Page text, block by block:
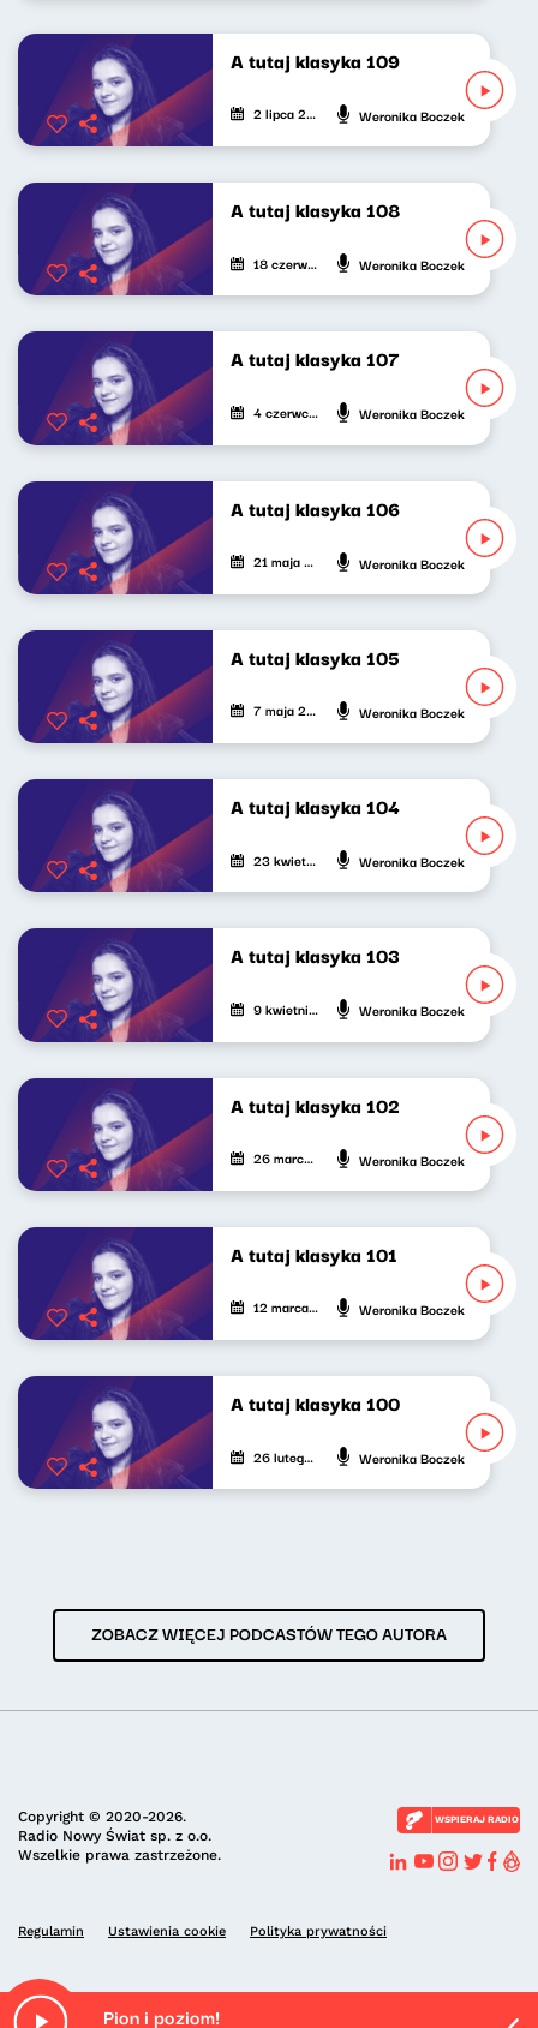
Pion i poziom!
A tutaj klasyka 109
2 lipca 2026 Weronika Boczek
A tutaj klasyka 108
18 czerwca 2026 Weronika Boczek
A tutaj klasyka 107
4 czerwca 2026 Weronika Boczek
A tutaj klasyka 106
21 maja 2026 Weronika Boczek
A tutaj klasyka 105
7 maja 2026 Weronika Boczek
A tutaj klasyka 104
23 kwietnia 2026 Weronika Boczek
A tutaj klasyka 103
9 kwietnia 2026 Weronika Boczek
A tutaj klasyka 102
26 marca 2026 Weronika Boczek
A tutaj klasyka 101
12 marca 2026 Weronika Boczek
A tutaj klasyka 100
26 lutego 2026 Weronika Boczek
ZOBACZ WIĘCEJ PODCASTÓW TEGO AUTORA
Copyright © 2020-2026.
Radio Nowy Świat sp. z o.o.
Wszelkie prawa zastrzeżone.
WSPIERAJ RADIO
Regulamin Ustawienia cookie Polityka prywatności